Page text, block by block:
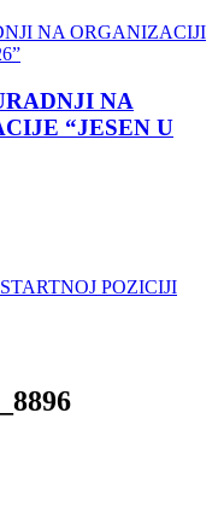
NA
“JESEN U
POZICIJI